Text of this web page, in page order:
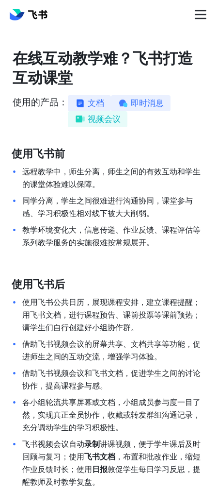
在线互动教学难？飞书打造
互动课堂
使用的产品： 文档
即时消息
视频会议
使用飞书前
远程教学中，师生分离，师生之间的有效互动和学生
的课堂体验难以保障。
同学分离，学生之间很难进行沟通协同，课堂参与
感、学习积极性相对线下被大大削弱。
教学环境变化大，信息传递、作业反馈、课程评估等
系列教学服务的实施很难按常规展开。
使用飞书后
使用飞书公共日历，展现课程安排，建立课程提醒；
用飞书文档，进行课程预告、课前投票等课前预热；
请学生们自行创建好小组协作群。
借助飞书视频会议的屏幕共享、文档共享等功能，促
进师生之间的互动交流，增强学习体验。
借助飞书视频会议和飞书文档，促进学生之间的讨论
协作，提高课程参与感。
各小组轮流共享屏幕或文档，小组成员参与度一目了
然，实现真正全员协作，收藏或转发群组沟通记录，
充分调动学生的学习积极性。
飞书视频会议自动录制讲课视频，便于学生课后及时
回顾与复习；使用飞书文档，布置和批改作业，缩短
作业反馈时长；使用 日报敦促学生每日学习反思，提
醒教师及时教学复盘。